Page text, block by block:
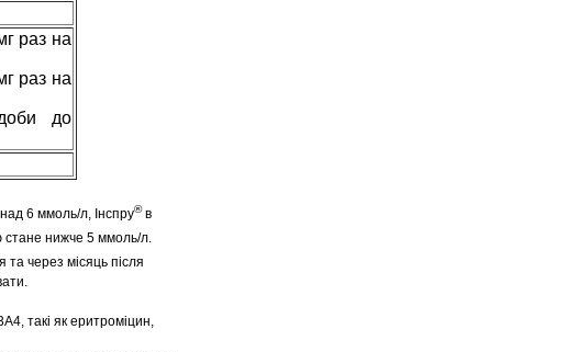
раз на
раз на
до
6 ммоль/л, Інспру®в
стане нижче 5 ммоль/л.
через місяць після
такі як еритроміцин,